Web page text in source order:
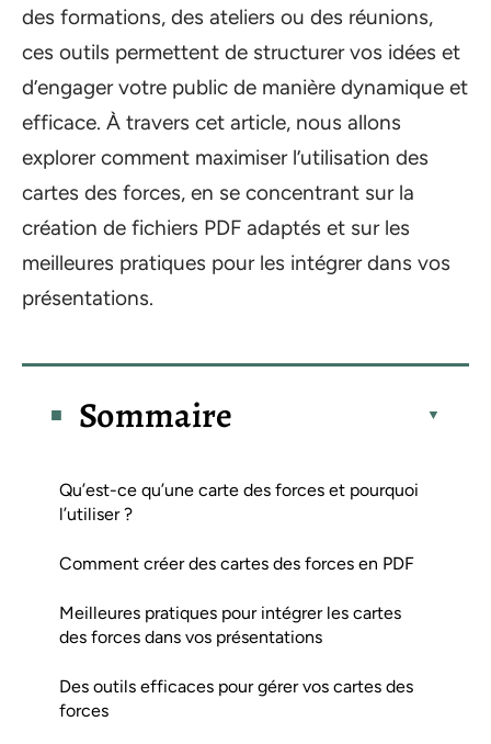
des formations, des ateliers ou des réunions,
ces outils permettent de structurer vos idées et
d’engager votre public de manière dynamique et
efficace. À travers cet article, nous allons
explorer comment maximiser l’utilisation des
cartes des forces, en se concentrant sur la
création de fichiers PDF adaptés et sur les
meilleures pratiques pour les intégrer dans vos
présentations.
Sommaire
Qu’est-ce qu’une carte des forces et pourquoi
l’utiliser ?
Comment créer des cartes des forces en PDF
Meilleures pratiques pour intégrer les cartes
des forces dans vos présentations
Des outils efficaces pour gérer vos cartes des
forces